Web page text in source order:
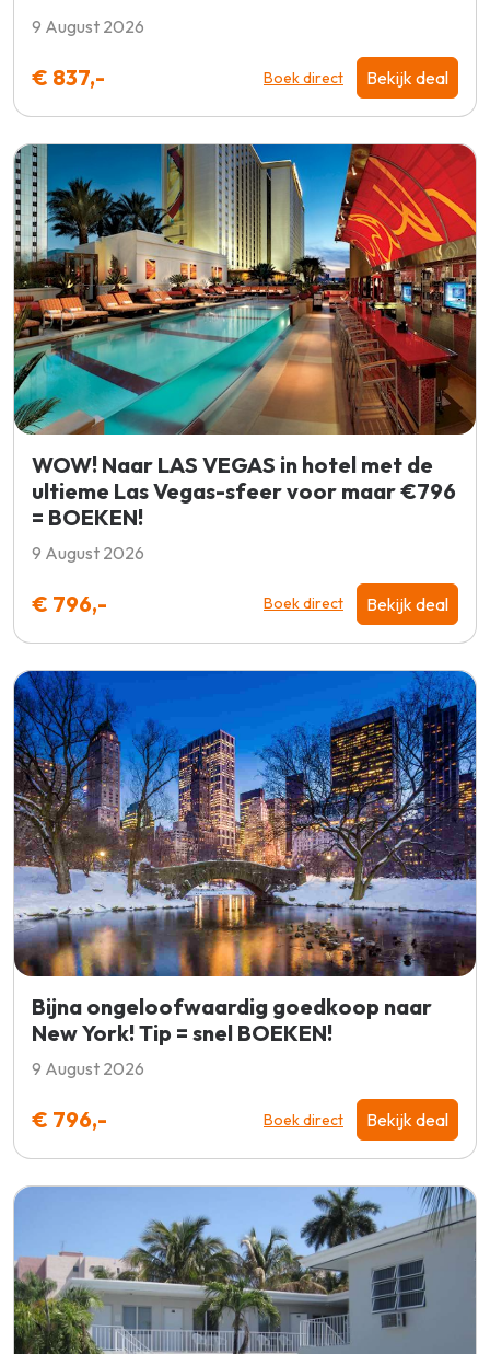
9 August 2026
€ 837,- Boek direct Bekijk deal
WOW! Naar LAS VEGAS in hotel met de
ultieme Las Vegas-sfeer voor maar €796
= BOEKEN!
9 August 2026
€ 796,- Boek direct Bekijk deal
Bijna ongeloofwaardig goedkoop naar
New York! Tip = snel BOEKEN!
9 August 2026
€ 796,- Boek direct Bekijk deal